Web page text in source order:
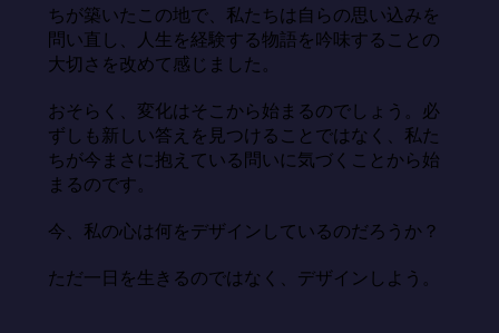
ちが築いたこの地で、私たちは自らの思い込みを
問い直し、人生を経験する物語を吟味することの
大切さを改めて感じました。
おそらく、変化はそこから始まるのでしょう。必
ずしも新しい答えを見つけることではなく、私た
ちが今まさに抱えている問いに気づくことから始
まるのです。
今、私の心は何をデザインしているのだろうか？
ただ一日を生きるのではなく、デザインしよう。